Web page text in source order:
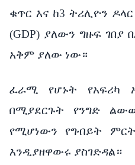
ቁጥር እና ከ3 ትሪሊዮን
(GDP) ያለውን ግዙፍ ገበያ
አቅም ያለው ነው።
ፈራሚ የሆኑት የአፍሪካ
በሚያደርጉት የንግድ
የሚሆነውን የግብይት
እንዲያዘዋውሩ ያስገድዳል።